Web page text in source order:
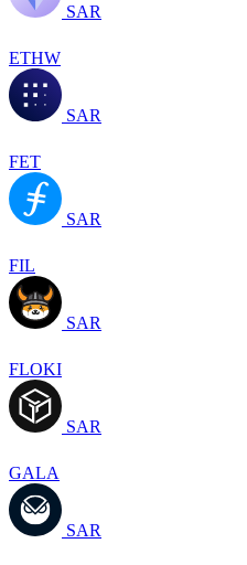
SAR
ETHW
SAR
FET
SAR
FIL
SAR
FLOKI
SAR
GALA
SAR